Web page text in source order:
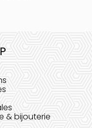
& bijouterie